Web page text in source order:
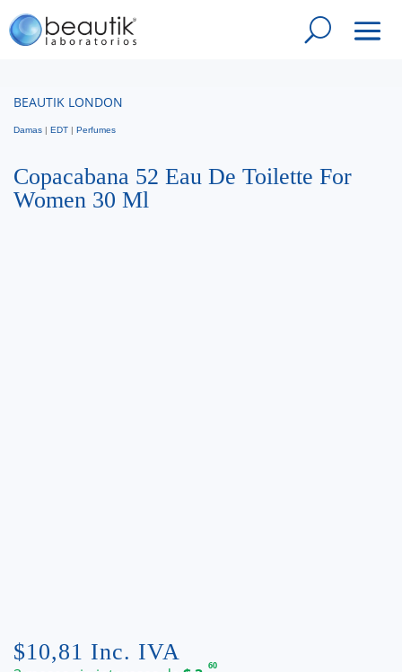
BEAUTIK LONDON
Damas | EDT | Perfumes
Copacabana 52 Eau De Toilette For
Women 30 Ml
$10,81 Inc. IVA
60